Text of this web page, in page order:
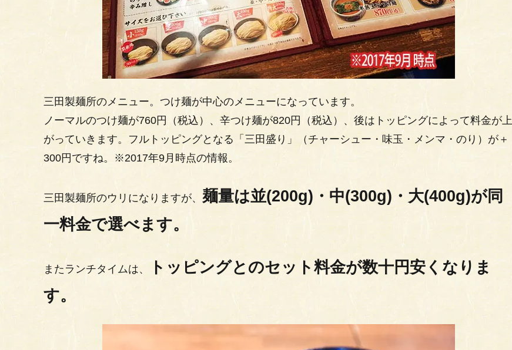
三田製麺所のメニュー。つけ麺が中心のメニューになっています。
ノーマルのつけ麺が760円（税込）、辛つけ麺が820円（税込）、後はトッピングによって料金が上
がっていきます。フルトッピングとなる「三田盛り」（チャーシュー・味玉・メンマ・のり）が＋
300円ですね。※2017年9月時点の情報。
三田製麺所のウリになりますが、 麺量は並(200g)・中(300g)・大(400g)が同
一料金で選べます。
またランチタイムは、
トッピングとのセット料金が数十円安くなりま
す。